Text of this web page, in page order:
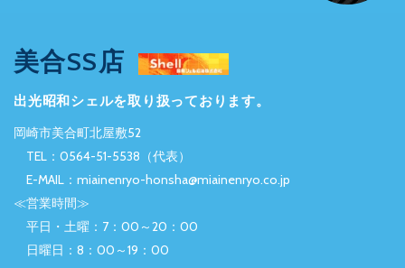
美合SS店
出光昭和シェルを取り扱っております。
岡崎市美合町北屋敷52
TEL：0564-51-5538（代表）
E-MAIL：miainenryo-honsha@miainenryo.co.jp
≪営業時間≫
平日・土曜：7：00～20：00
日曜日：8：00～19：00